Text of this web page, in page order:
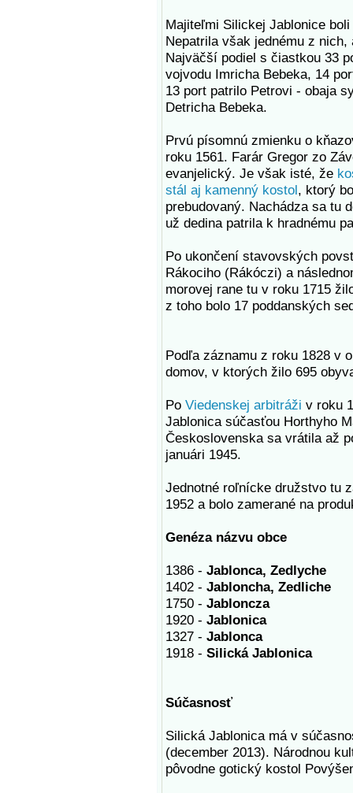
Majiteľmi Silickej Jablonice
Nepatrila však jednému z nich,
Najväčší podiel s čiastkou 33
vojvodu Imricha Bebeka, 14
13 port patrilo Petrovi - obaja
Detricha Bebeka.
Prvú písomnú zmienku o
roku 1561. Farár Gregor zo
evanjelický. Je však isté, že
stál aj kamenný kostol, ktorý
prebudovaný. Nachádza sa tu
už dedina patrila k hradnému
Po ukončení stavovských
Rákociho (Rákóczi) a
morovej rane tu v roku 1715
z toho bolo 17 poddanských
Podľa záznamu z roku 1828 v
domov, v ktorých žilo 695
Po Viedenskej arbitráži v roku
Jablonica súčasťou Horthyho
Československa sa vrátila až
januári 1945.
Jednotné roľnícke družstvo tu
1952 a bolo zamerané na
Genéza názvu obce
1386 - Jablonca, Zedlyche
1402 - Jabloncha, Zedliche
1750 - Jabloncza
1920 - Jablonica
1327 - Jablonca
1918 - Silická Jablonica
Súčasnosť
Silická Jablonica má v
(december 2013). Národnou
pôvodne gotický kostol